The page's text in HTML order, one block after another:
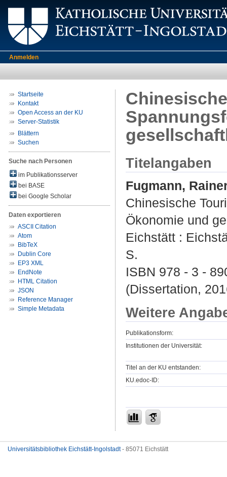
Anmelden
Startseite
Kontakt
Open Access an der KU
Server-Statistik
Blättern
Suchen
Suche nach Personen
im Publikationsserver
bei BASE
bei Google Scholar
Daten exportieren
ASCII Citation
Atom
BibTeX
Dublin Core
EP3 XML
EndNote
HTML Citation
JSON
Reference Manager
Simple Metadata
Titelangaben
Fugmann,
Chinesische
Ökonomie und
Eichstätt :
S.
ISBN 978 - 3 -
(Dissertation,
Weitere
Publikationsform:
Institutionen der Universität:
Titel an der KU entstanden:
KU.edoc-ID:
Universitätsbibliothek Eichstätt-Ingolstadt- 85071 Eichstätt